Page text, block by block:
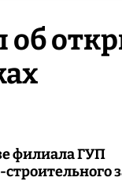
об
филиала ГУП